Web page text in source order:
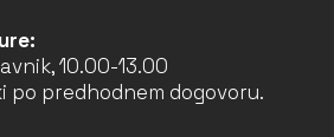
10.00-13.00
po predhodnem dogovoru.